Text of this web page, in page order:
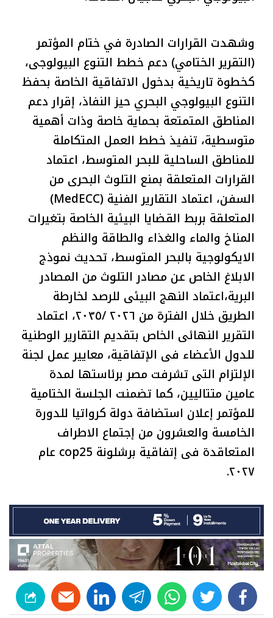
وشهدت القرارات الصادرة في ختام المؤتمر
(التقرير الختامي) دعم خطط التنوع البيولوجى،
كخطوة تاريخية بدخول الاتفاقية الخاصة بحفظ
التنوع البيولوجي البحري حيز النفاذ، إقرار دعم
المناطق المتمتعة بحماية خاصة وذات أهمية
متوسطية، تنفيذ خطط العمل المتكاملة
للمناطق الساحلية للبحر المتوسط، اعتماد
القرارات المتعلقة بمنع التلوث البحرى من
السفن، اعتماد التقارير الفنية (MedECC)
المتعلقة بربط القضايا البيئية الخاصة بتغيرات
المناخ والماء والغذاء والطاقة والنظم
الايكولوجية بالبحر المتوسط، تحديث نموذج
الابلاغ الخاص عن مصادر التلوث من المصادر
البرية،اعتماد النهج البيئى للرصد لخارطة
الطريق خلال الفترة من ٢٠٢٦ /٢٠٣٥، اعتماد
التقرير النهائى الخاص بتقديم التقارير الوطنية
للدول الأعضاء فى الإتفاقية، معايير عمل لجنة
الإلتزام التى تشرفت مصر برئاستها لمدة
عامين متتاليين، كما تضمنت الجلسة الختامية
للمؤتمر إعلان استضافة دولة كرواتيا للدورة
الخامسة والعشرون من إجتماع الاطراف
المتعاقدة فى إتفاقية برشلونة cop25 عام
٢٠٢٧.
facebook
twitter
whats
telegram
linkedin